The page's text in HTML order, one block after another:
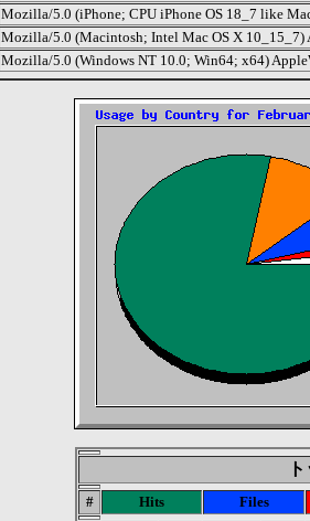
Mozilla/5.0 (iPhone; CPU iPhone OS 18_7 like
Mozilla/5.0 (Macintosh; Intel Mac OS X
Mozilla/5.0 (Windows NT 10.0; Win64; x64)
# Hits
Files